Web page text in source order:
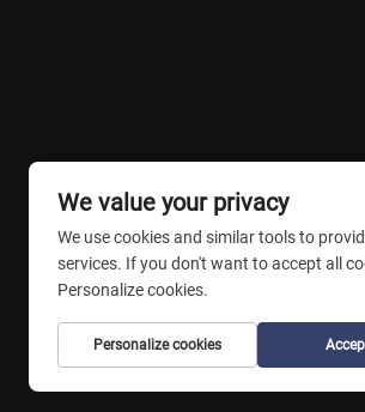
We value your privacy
We use cookies and similar tools to
services. If you don't want to accept all
Personalize cookies.
Personalize cookies